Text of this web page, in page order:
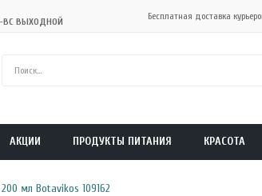
ВС ВЫХОДНОЙ Бесплатная доставка
АКЦИИ ПРОДУКТЫ ПИТАНИЯ КРАСОТА
мл Botavikos 109162